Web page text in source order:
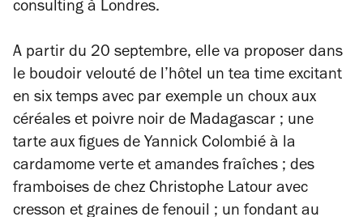
consulting à Londres.
A partir du 20 septembre, elle va proposer dans
le boudoir velouté de l’hôtel un tea time excitant
en six temps avec par exemple un choux aux
céréales et poivre noir de Madagascar ; une
tarte aux figues de Yannick Colombié à la
cardamome verte et amandes fraîches ; des
framboises de chez Christophe Latour avec
cresson et graines de fenouil ; un fondant au